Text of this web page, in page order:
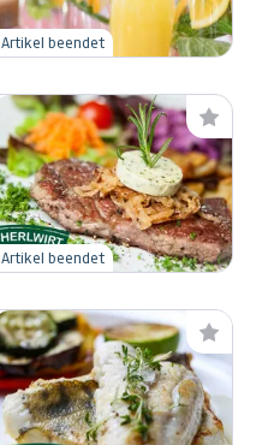
Artikel beendet
Artikel beendet